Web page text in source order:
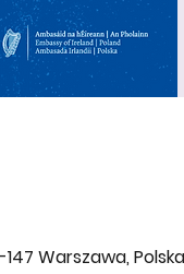
Warszawa, Polska